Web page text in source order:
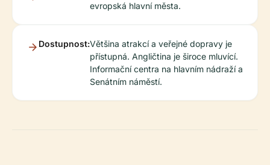
evropská hlavní města.
Dostupnost:Většina atrakcí a veřejné dopravy je
přístupná. Angličtina je široce mluvící.
Informační centra na hlavním nádraží a
Senátním náměstí.